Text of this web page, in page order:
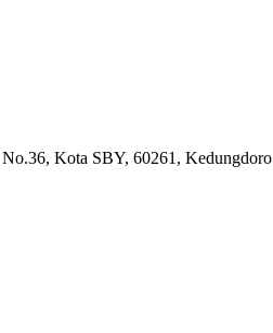
Kota SBY, 60261, Kedungdoro